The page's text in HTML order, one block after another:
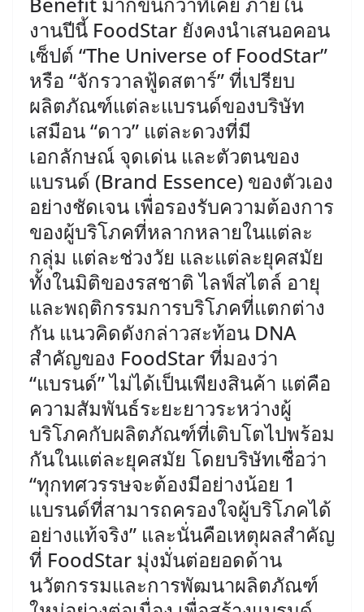
งานปีนี้ FoodStar ยังคงนำเสนอคอน
เซ็ปต์ “The Universe of FoodStar”
หรือ “จักรวาลฟู้ดสตาร์” ที่เปรียบ
ผลิตภัณฑ์แต่ละแบรนด์ของบริษัท
เสมือน “ดาว” แต่ละดวงที่มี
เอกลักษณ์ จุดเด่น และตัวตนของ
แบรนด์ (Brand Essence) ของตัวเอง
อย่างชัดเจน เพื่อรองรับความต้องการ
ของผู้บริโภคที่หลากหลายในแต่ละ
กลุ่ม แต่ละช่วงวัย และแต่ละยุคสมัย
ทั้งในมิติของรสชาติ ไลฟ์สไตล์ อายุ
และพฤติกรรมการบริโภคที่แตกต่าง
กัน แนวคิดดังกล่าวสะท้อน DNA
สำคัญของ FoodStar ที่มองว่า
“แบรนด์” ไม่ได้เป็นเพียงสินค้า แต่คือ
ความสัมพันธ์ระยะยาวระหว่างผู้
บริโภคกับผลิตภัณฑ์ที่เติบโตไปพร้อม
กันในแต่ละยุคสมัย โดยบริษัทเชื่อว่า
“ทุกทศวรรษจะต้องมีอย่างน้อย 1
แบรนด์ที่สามารถครองใจผู้บริโภคได้
อย่างแท้จริง” และนั่นคือเหตุผลสำคัญ
ที่ FoodStar มุ่งมั่นต่อยอดด้าน
นวัตกรรมและการพัฒนาผลิตภัณฑ์